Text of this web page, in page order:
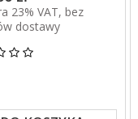
23% VAT, bez
dostawy